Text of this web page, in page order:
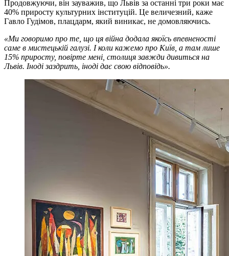
Продовжуючи, він зауважив, що Львів за останні три роки має
40% приросту культурних інституцій. Це величезний, каже
Гавло Гудімов, плацдарм, який виникає, не домовляючись.
«Ми говоримо про те, що ця війна додала якоїсь впевненості
саме в мистецькій галузі. І коли кажемо про Київ, а там лише
15% приросту, повірте мені, столиця завжди дивиться на
Львів. Іноді заздрить, іноді дає свою відповідь».